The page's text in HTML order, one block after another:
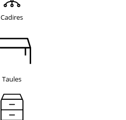
Cadires
Taules